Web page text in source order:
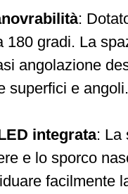
:
180 gradi. La
angolazione
superfici e
integrata: La
e lo sporco
facilmente